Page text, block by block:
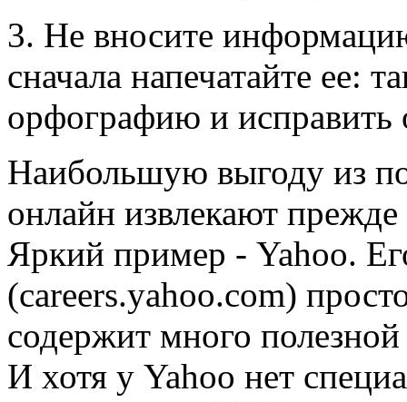
3. Не вносите
сначала напечатайте ее:
орфографию и
Наибольшую выгоду из
онлайн извлекают
Яркий пример - Yahoo.
(careers.yahoo.com)
содержит много
И хотя у Yahoo нет